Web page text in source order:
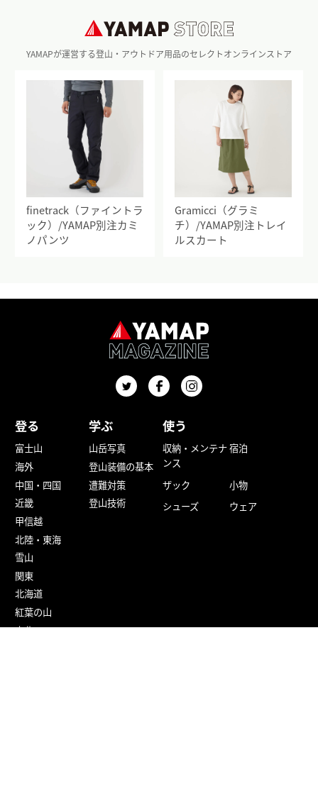
YAMAPが運営する登山・アウトドア用品のセレクトオンラインストア
finetrack（ファイントラ
ック）/YAMAP別注カミ
ノパンツ
Gramicci（グラミ
チ）/YAMAP別注トレイ
ルスカート
登る
富士山
海外
中国・四国
近畿
甲信越
北陸・東海
雪山
関東
北海道
紅葉の山
東北
学ぶ
山岳写真
登山装備の基本
遭難対策
登山技術
使う
収納・メンテナ
ンス
宿泊
ザック
小物
シューズ
ウェア